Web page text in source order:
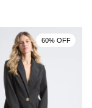
60% OFF